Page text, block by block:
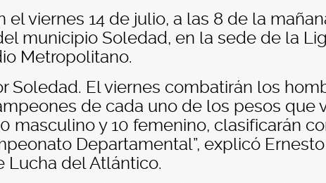
viernes 14 de julio, a las 8 de la
municipio Soledad, en la sede de la
Metropolitano.
Soledad. El viernes combatirán los
de cada uno de los pesos que
masculino y 10 femenino, clasificarán
Departamental”, explicó Ernesto
Lucha del Atlántico.